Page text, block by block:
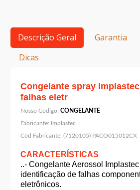
Descrição Geral Garantia
Dicas
Congelante spray
falhas eletr
Nosso Código: CONGELANTE
Fabricante: Implastec
Cód Fabricante: (7120105) PACO015012CX
CARACTERÍSTICAS
..- Congelante Aerossol
identificaçăo de falhas
eletrônicos.